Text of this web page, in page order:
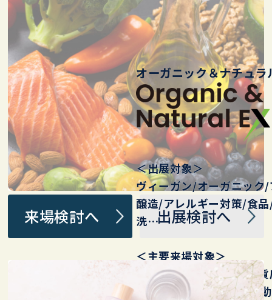
オーガニック＆ナチュラ
＜出展対象＞
ヴィーガン/オーガニック
醸造/アレルギー対策/ 食
洗…
＜主要来場対象＞
健康自然食品店/薬局/ 百
店/EC/通販/健康 美容 運
来場検討へ 出展検討へ